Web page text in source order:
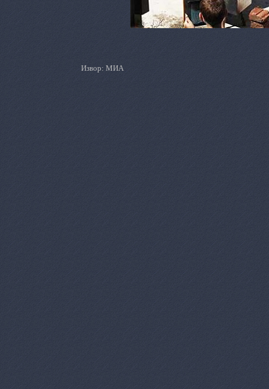
Извор: МИА